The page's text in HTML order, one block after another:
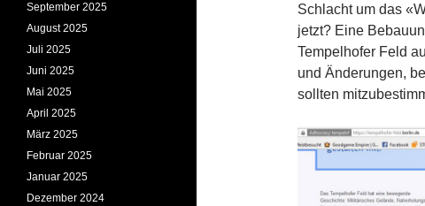
Schlacht um das
jetzt? Eine
Tempelhofer Feld
und Änderungen,
sollten
September 2025
August 2025
Juli 2025
Juni 2025
Mai 2025
April 2025
März 2025
Februar 2025
Januar 2025
Dezember 2024